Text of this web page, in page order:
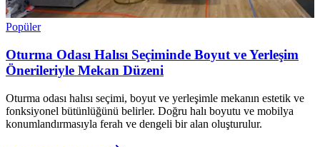
Popüler
Oturma Odası Halısı Seçiminde Boyut ve Yerleşim
Önerileriyle Mekan Düzeni
Oturma odası halısı seçimi, boyut ve yerleşimle mekanın estetik ve
fonksiyonel bütünlüğünü belirler. Doğru halı boyutu ve mobilya
konumlandırmasıyla ferah ve dengeli bir alan oluşturulur.